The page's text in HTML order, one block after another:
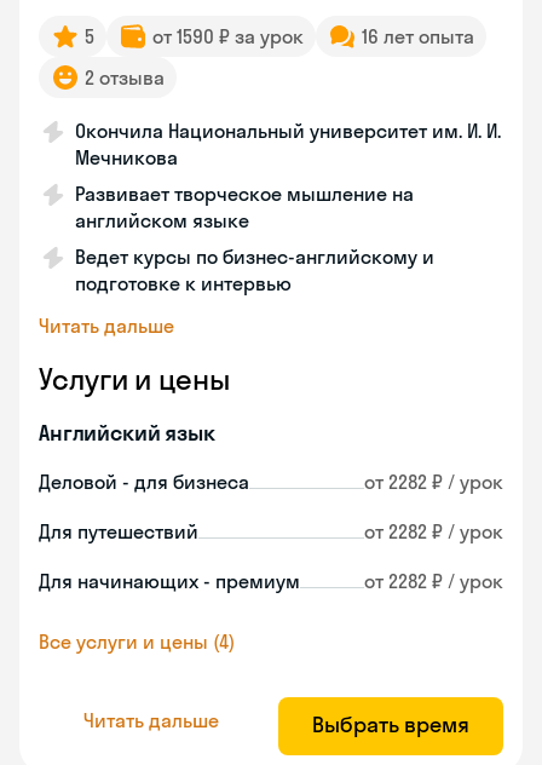
5 от 1590 ₽ за урок
16 лет опыта
2 отзыва
Окончила Национальный университет им. И. И.
Мечникова
Развивает творческое мышление на
английском языке
Ведет курсы по бизнес-английскому и
подготовке к интервью
Читать дальше
Услуги и цены
Английский язык
Деловой - для бизнеса от 2282 ₽ / урок
Для путешествий от 2282 ₽ / урок
Для начинающих - премиум от 2282 ₽ / урок
Все услуги и цены (4)
Читать дальше Выбрать время